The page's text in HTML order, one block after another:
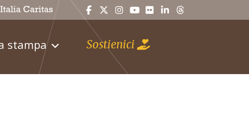
stampa Sostienici